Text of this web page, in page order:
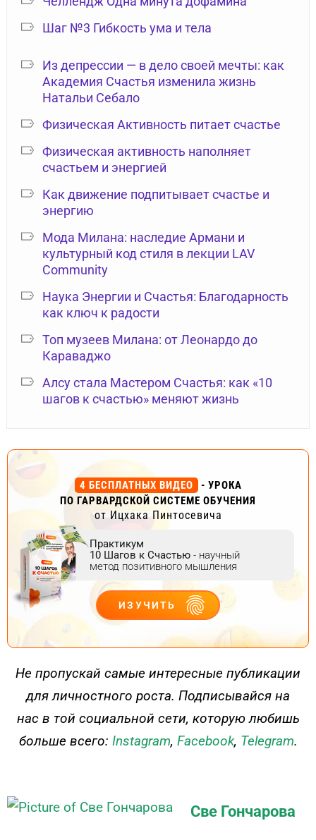
Шаг №3 Гибкость ума и тела
Из депрессии — в дело своей мечты: как
Академия Счастья изменила жизнь
Натальи Себало
Физическая Активность питает счастье
Физическая активность наполняет
счастьем и энергией
Как движение подпитывает счастье и
энергию
Мода Милана: наследие Армани и
культурный код стиля в лекции LAV
Community
Наука Энергии и Счастья: Благодарность
как ключ к радости
Топ музеев Милана: от Леонардо до
Караваджо
Алсу стала Мастером Счастья: как «10
шагов к счастью» меняют жизнь
4 БЕСПЛАТНЫХ ВИДЕО
- УРОКА
ПО ГАРВАРДСКОЙ СИСТЕМЕ ОБУЧЕНИЯ
от Ицхака Пинтосевича
Практикум
10 Шагов к Счастью - научный
метод позитивного мышления
ИЗУЧИТЬ
ДЕЙСТВУЙ
Не пропускай самые интересные публикации
для личностного роста. Подписывайся на
нас в той социальной сети, которую любишь
больше всего: Instagram, Facebook, Telegram.
Све Гончарова